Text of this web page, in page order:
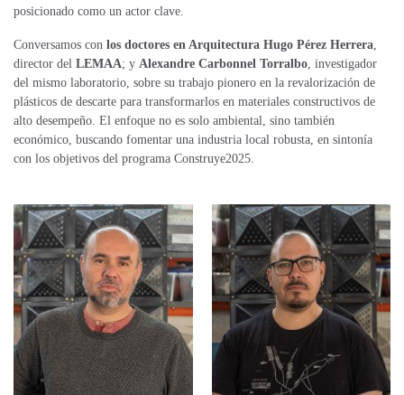
posicionado como un actor clave.
Conversamos con los doctores en Arquitectura Hugo Pérez Herrera
director del LEMAA; y Alexandre Carbonnel Torralbo , investigador
del mismo laboratorio, sobre su trabajo pionero en la revalorización de
plásticos de descarte para transformarlos en materiales constructivos de
alto desempeño. El enfoque no es solo ambiental, sino también
económico, buscando fomentar una industria local robusta, en sintonía
con los objetivos del programa Construye2025.